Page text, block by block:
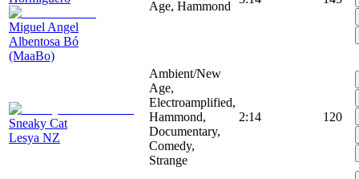
Miguel Angel
Albentosa Bó
(MaaBo)
Age, Hammond
Sneaky Cat
Lesya NZ
Ambient/New
Age,
Electroamplified,
Hammond,
Documentary,
Comedy,
Strange
2:14 120